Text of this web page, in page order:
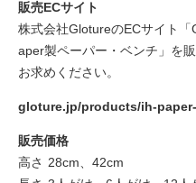
販売ECサイト
株式会社GlotureのECサイト
aper製ペーパー・ベンチ」を
お求めください。
gloture.jp/products/ih-
販売価格
高さ 28cm、42cm